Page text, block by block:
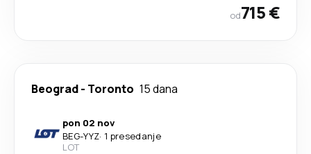
od715 €
Beograd- Toronto 15 dana
pon 02 nov
BEG-YYZ· 1 presedanje
LOT